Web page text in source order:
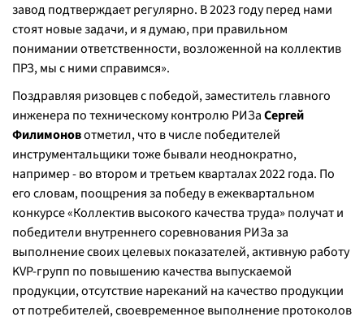
завод подтверждает регулярно. В 2023 году перед нами
стоят новые задачи, и я думаю, при правильном
понимании ответственности, возложенной на коллектив
ПРЗ, мы с ними справимся».
Поздравляя ризовцев с победой, заместитель главного
инженера по техническому контролю РИЗаСергей
Филимоновотметил, что в числе победителей
инструментальщики тоже бывали неоднократно,
например - во втором и третьем кварталах 2022 года. По
его словам, поощрения за победу в ежеквартальном
конкурсе «Коллектив высокого качества труда» получат и
победители внутреннего соревнования РИЗа за
выполнение своих целевых показателей, активную работу
KVP-групп по повышению качества выпускаемой
продукции, отсутствие нареканий на качество продукции
от потребителей, своевременное выполнение протоколов